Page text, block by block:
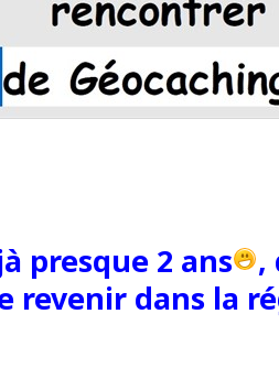
presque 2 ans
,
revenir dans la